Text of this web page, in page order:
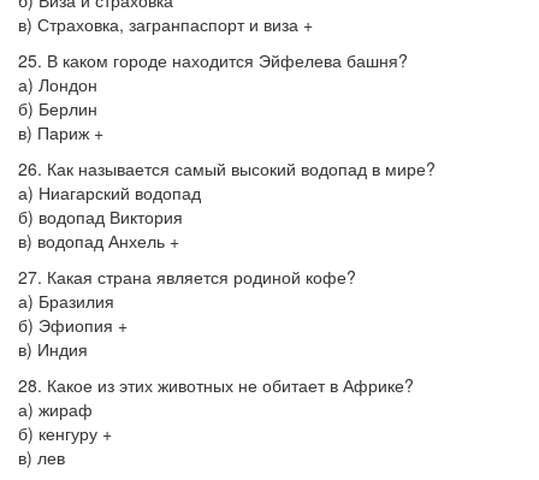
в) Страховка, загранпаспорт и виза +
25. В каком городе находится Эйфелева башня?
а) Лондон
б) Берлин
в) Париж +
26. Как называется самый высокий водопад в мире?
а) Ниагарский водопад
б) водопад Виктория
в) водопад Анхель +
27. Какая страна является родиной кофе?
а) Бразилия
б) Эфиопия +
в) Индия
28. Какое из этих животных не обитает в Африке?
а) жираф
б) кенгуру +
в) лев